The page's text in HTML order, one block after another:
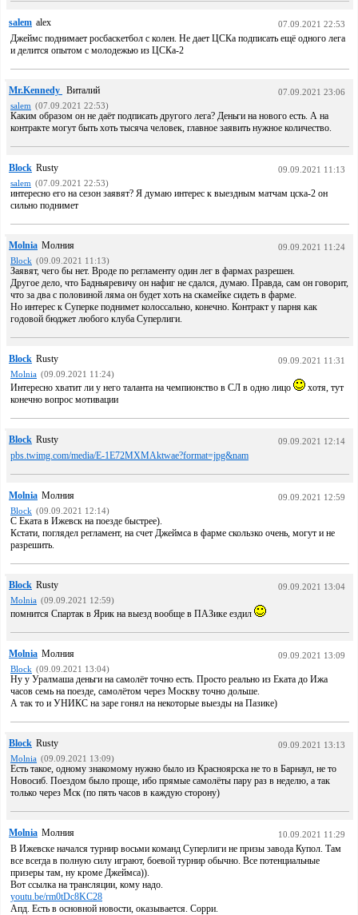
salem alex 07.09.2021 22:53
Джеймс поднимает росбаскетбол с колен. Не дает ЦСКа подписать ещё одного лега
и делится опытом с молодежью из ЦСКа-2
Mr.Kennedy Виталий
07.09.2021 23:06
salem (07.09.2021 22:53)
Каким образом он не даёт подписать другого лега? Деньги на нового есть. А на
контракте могут быть хоть тысяча человек, главное заявить нужное количество.
Block Rusty
09.09.2021 11:13
salem (07.09.2021 22:53)
интересно его на сезон заявят? Я думаю интерес к выездным матчам цска-2 он
сильно поднимет
Molnia Молния
09.09.2021 11:24
Block (09.09.2021 11:13)
Заявят, чего бы нет. Вроде по регламенту один лег в фармах разрешен.
Другое дело, что Бадньяревичу он нафиг не сдался, думаю. Правда, сам он говорит,
что за два с половиной ляма он будет хоть на скамейке сидеть в фарме.
Но интерес к Суперке поднимет колоссально, конечно. Контракт у парня как
годовой бюджет любого клуба Суперлиги.
Block Rusty
09.09.2021 11:31
Molnia (09.09.2021 11:24)
Интересно хватит ли у него таланта на чемпионство в СЛ в одно лицо
хотя, тут
конечно вопрос мотивации
Block Rusty 09.09.2021 12:14
pbs.twimg.com/media/E-1E72MXMAktwae?format=jpg&nam
Molnia Молния
09.09.2021 12:59
Block (09.09.2021 12:14)
С Еката в Ижевск на поезде быстрее).
Кстати, поглядел регламент, на счет Джеймса в фарме скользко очень, могут и не
разрешить.
Block Rusty
09.09.2021 13:04
Molnia (09.09.2021 12:59)
помнится Спартак в Ярик на выезд вообще в ПАЗике ездил
Molnia Молния
09.09.2021 13:09
Block (09.09.2021 13:04)
Ну у Уралмаша деньги на самолёт точно есть. Просто реально из Еката до Ижа
часов семь на поезде, самолётом через Москву точно дольше.
А так то и УНИКС на заре гонял на некоторые выезды на Пазике)
Block Rusty
09.09.2021 13:13
Molnia (09.09.2021 13:09)
Есть такое, одному знакомому нужно было из Красноярска не то в Барнаул, не то
Новосиб. Поездом было проще, ибо прямые самолёты пару раз в неделю, а так
только через Мск (по пять часов в каждую сторону)
Molnia Молния 10.09.2021 11:29
В Ижевске начался турнир восьми команд Суперлиги не призы завода Купол. Там
все всегда в полную силу играют, боевой турнир обычно. Все потенциальные
призеры там, ну кроме Джеймса)).
Вот ссылка на трансляции, кому надо.
youtu.be/rm0tDc8KC28
Апд. Есть в основной новости, оказывается. Сорри.